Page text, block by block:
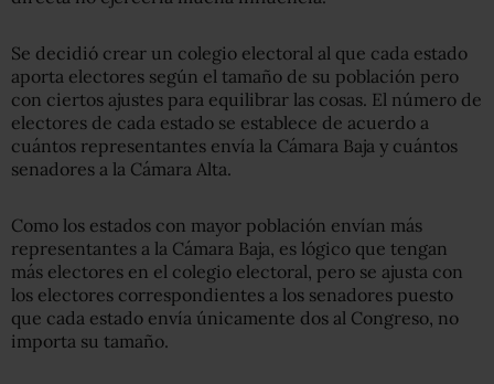
Se decidió crear un colegio electoral al que cada estado
aporta electores según el tamaño de su población pero
con ciertos ajustes para equilibrar las cosas. El número de
electores de cada estado se establece de acuerdo a
cuántos representantes envía la Cámara Baja y cuántos
senadores a la Cámara Alta.
Como los estados con mayor población envían más
representantes a la Cámara Baja, es lógico que tengan
más electores en el colegio electoral, pero se ajusta con
los electores correspondientes a los senadores puesto
que cada estado envía únicamente dos al Congreso, no
importa su tamaño.